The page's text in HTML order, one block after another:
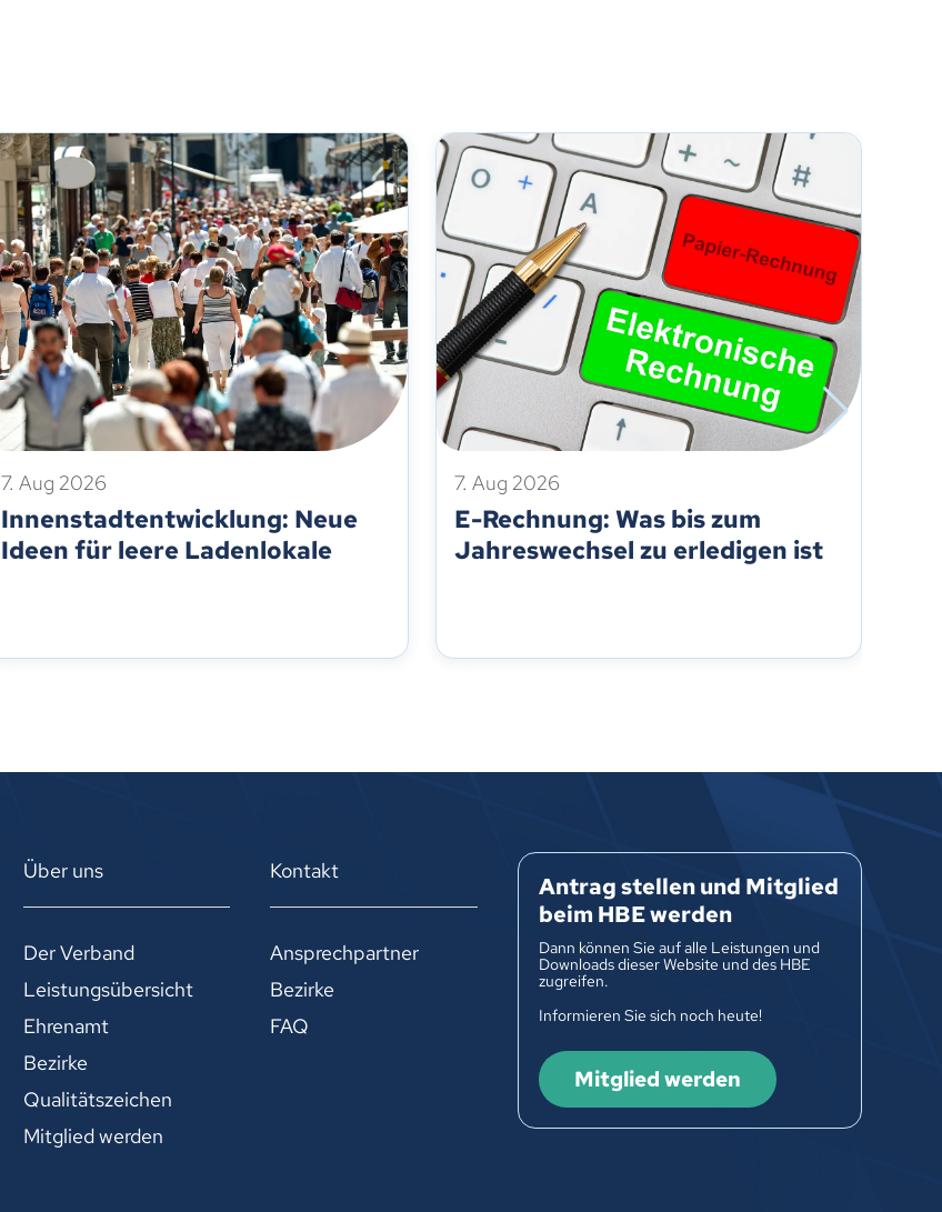
7. Aug 2026
Innenstadtentwicklung: Neue
Ideen für leere Ladenlokale
7. Aug 2026
E-Rechnung: Was bis zum
Jahreswechsel zu erledigen ist
Über uns
Der Verband
Leistungsübersicht
Ehrenamt
Bezirke
Qualitätszeichen
Mitglied werden
Kontakt
Ansprechpartner
Bezirke
FAQ
Antrag stellen und Mitglied
beim HBE werden
Dann können Sie auf alle Leistungen und
Downloads dieser Website und des HBE
zugreifen.
Informieren Sie sich noch heute!
Mitglied werden